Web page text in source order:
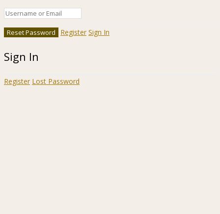
Register Sign In
Sign In
Register Lost Password